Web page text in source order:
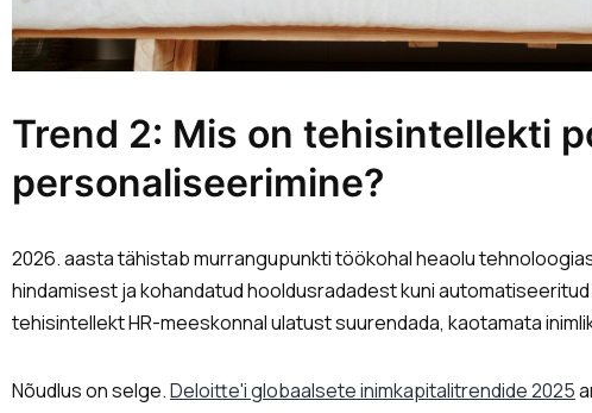
Trend 2: Mis on tehisintellekti
personaliseerimine?
2026. aasta tähistab murrangupunkti töökohal heaolu
hindamisest ja kohandatud hooldusradadest kuni
tehisintellekt HR-meeskonnal ulatust suurendada, kaotamata
Nõudlus on selge.Deloitte'i globaalsete inimkapitalitrendide 2025